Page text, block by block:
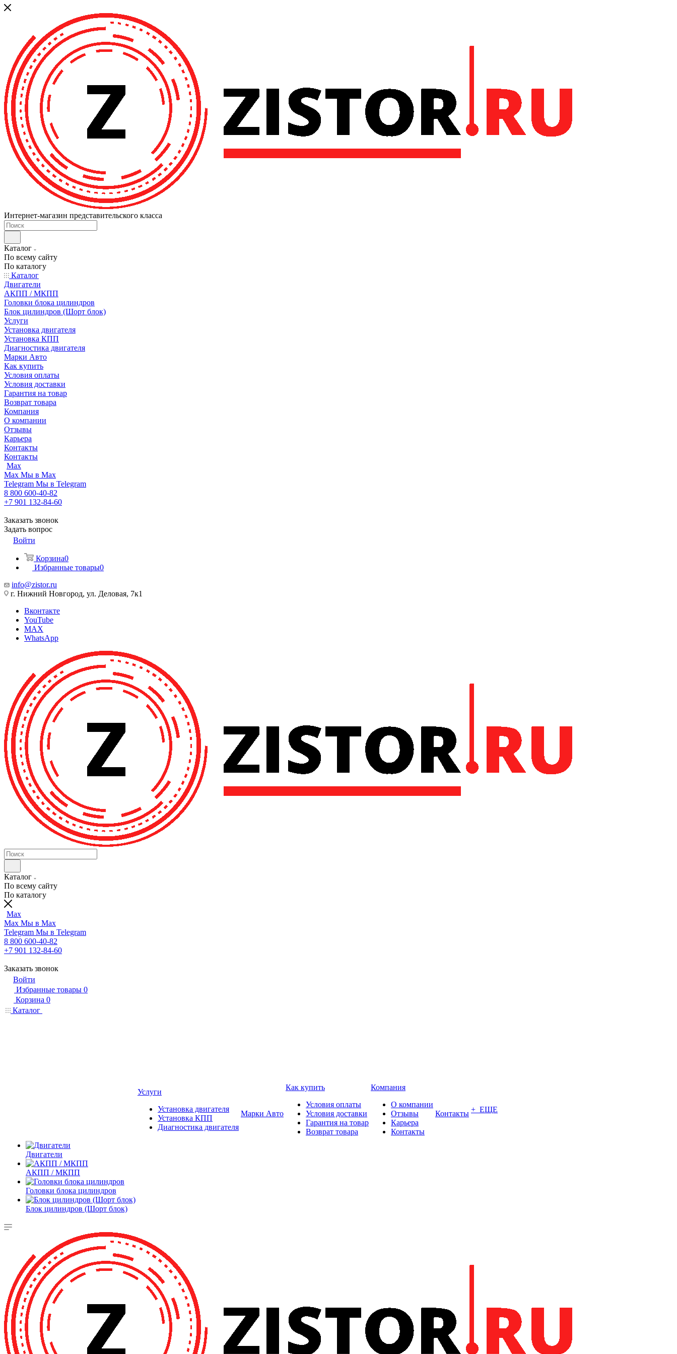
Интернет-магазин представительского класса
Каталог
По всему сайту
По каталогу
Каталог
Двигатели
АКПП / МКПП
Головки блока цилиндров
Блок цилиндров (Шорт блок)
Услуги
Установка двигателя
Установка КПП
Диагностика двигателя
Марки Авто
Как купить
Условия оплаты
Условия доставки
Гарантия на товар
Возврат товара
Компания
О компании
Отзывы
Карьера
Контакты
Контакты
Max
Max Мы в Max
Telegram Мы в Telegram
8 800 600-40-82
+7 901 132-84-60
Заказать звонок
Задать вопрос
Войти
Корзина0
Избранные товары0
info@zistor.ru
г. Нижний Новгород, ул. Деловая, 7к1
Вконтакте
YouTube
MAX
WhatsApp
Каталог
По всему сайту
По каталогу
Max
Max Мы в Max
Telegram Мы в Telegram
8 800 600-40-82
+7 901 132-84-60
Заказать звонок
Войти
Избранные товары 0
Корзина 0
Каталог
Двигатели
АКПП / МКПП
Головки блока цилиндров
Блок цилиндров (Шорт блок)
Услуги
Установка двигателя
Установка КПП
Диагностика двигателя
Марки Авто
Как купить
Условия оплаты
Условия доставки
Гарантия на товар
Возврат товара
Компания
О компании
Отзывы
Карьера
Контакты
Контакты + ЕЩЕ